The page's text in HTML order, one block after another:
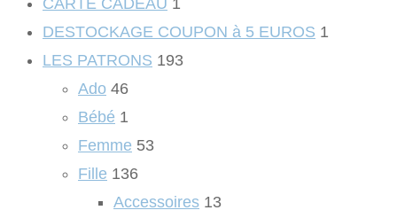
CARTE CADEAU 1
DESTOCKAGE COUPON à 5 EUROS 1
LES PATRONS 193
Ado 46
Bébé 1
Femme 53
Fille 136
Accessoires 13